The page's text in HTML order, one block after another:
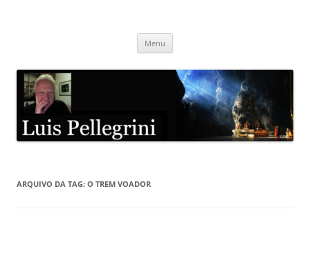
Menu
ARQUIVO DA TAG: O TREM VOADOR